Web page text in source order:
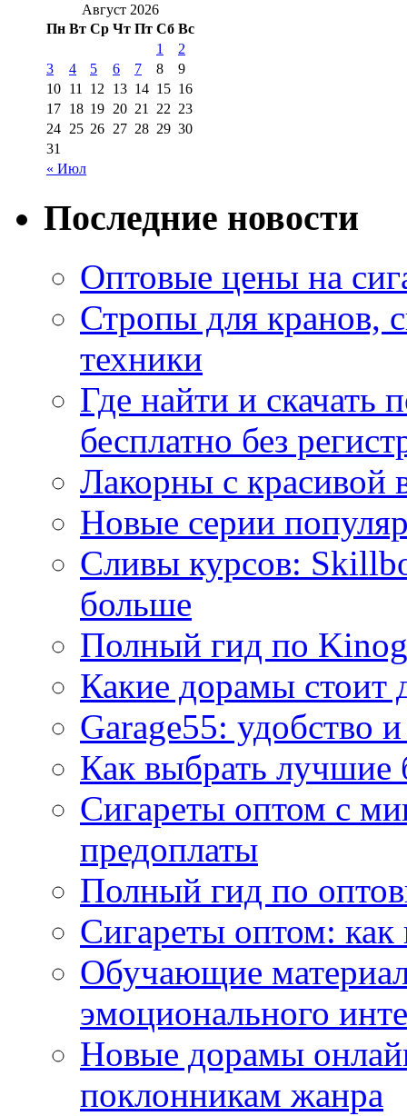
Август 2026
Пн Вт Ср Чт Пт Сб Вс
« Июл
1
2
3
4 5 6 7 8
9
10 11 12 13 14 15 16
17 18 19 20 21 22 23
24 25 26 27 28 29 30
31
Последние новости
Оптовые цены на
Стропы для кранов,
техники
Где найти и
бесплатно без
Лакорны с красивой
Новые серии
Сливы курсов:
больше
Полный гид по
Какие дорамы стоит
Garage55: удобство
Как выбрать
Сигареты оптом с
предоплаты
Полный гид по
Сигареты оптом:
Обучающие
эмоционального
Новые дорамы
поклонникам жанра